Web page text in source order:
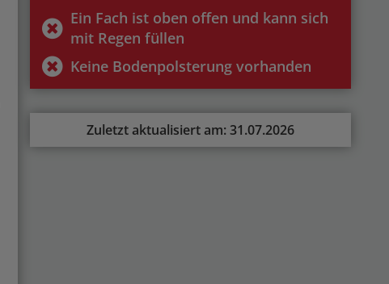
Ein Fach ist oben offen und kann sich
mit Regen füllen
Keine Bodenpolsterung vorhanden
Zuletzt aktualisiert am: 31.07.2026